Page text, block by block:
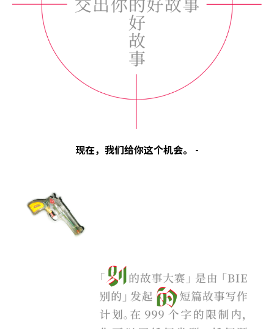
现在，我们给你这个机会。 -